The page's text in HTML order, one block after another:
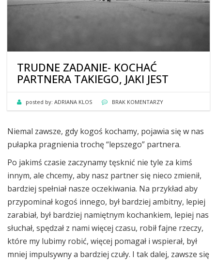
TRUDNE ZADANIE- KOCHAĆ
PARTNERA TAKIEGO, JAKI JEST
posted by: ADRIANA KLOS BRAK KOMENTARZY
Niemal zawsze, gdy kogoś kochamy, pojawia się w nas
pułapka pragnienia trochę “lepszego” partnera.
Po jakimś czasie zaczynamy tęsknić nie tyle za kimś
innym, ale chcemy, aby nasz partner się nieco zmienił,
bardziej spełniał nasze oczekiwania. Na przykład aby
przypominał kogoś innego, był bardziej ambitny, lepiej
zarabiał, był bardziej namiętnym kochankiem, lepiej nas
słuchał, spędzał z nami więcej czasu, robił fajne rzeczy,
które my lubimy robić, więcej pomagał i wspierał, był
mniej impulsywny a bardziej czuły. I tak dalej, zawsze się